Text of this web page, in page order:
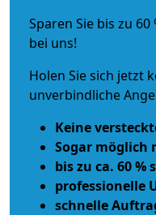
Sparen Sie bis zu
bei uns!
Holen Sie sich jetzt
unverbindliche
Keine
Sogar möglich
bis zu ca. 60 %
professionelle
schnelle